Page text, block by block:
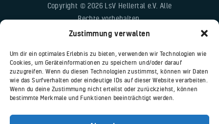
Zustimmung verwalten
Um dir ein optimales Erlebnis zu bieten, verwenden wir Technologien wie
Cookies, um Geräteinformationen zu speichern und/oder darauf
zuzugreifen. Wenn du diesen Technologien zustimmst, können wir Daten
wie das Surfverhalten oder eindeutige IDs auf dieser Website verarbeiten.
Wenn du deine Zustimmung nicht erteilst oder zurückziehst, können
bestimmte Merkmale und Funktionen beeinträchtigt werden.
Copyright © 2026 LsV Hellertal e.V. Alle
Rechte vorbehalten.